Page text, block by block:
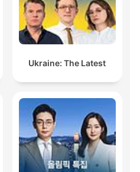
Ukraine: The Latest